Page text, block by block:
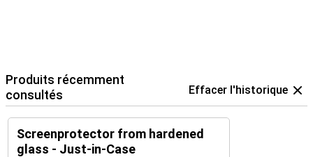
Produits récemment
consultés
Effacer l'historique
Screenprotector from hardened
glass - Just-in-Case